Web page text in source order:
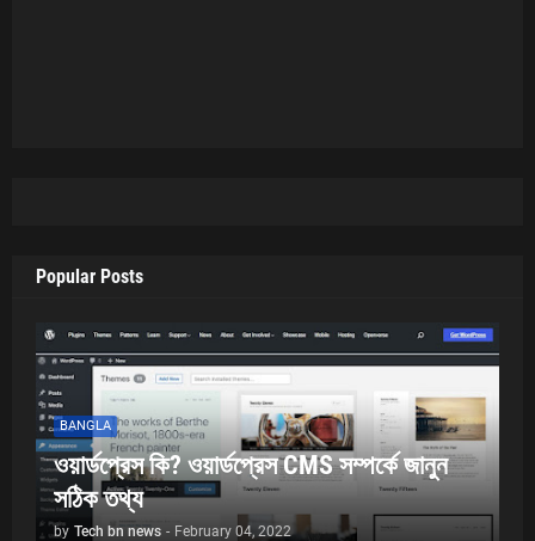
Popular Posts
BANGLA
ওয়ার্ডপ্রেস কি? ওয়ার্ডপ্রেস CMS সম্পর্কে জানুন
সঠিক তথ্য
by Tech bn news - February 04, 2022